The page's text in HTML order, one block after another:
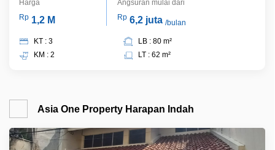
Harga
Rp 1,2 M
Angsuran mulai dari
Rp 6,2 juta /bulan
KT : 3
KM : 2
LB : 80 m²
LT : 62 m²
Asia One Property Harapan Indah